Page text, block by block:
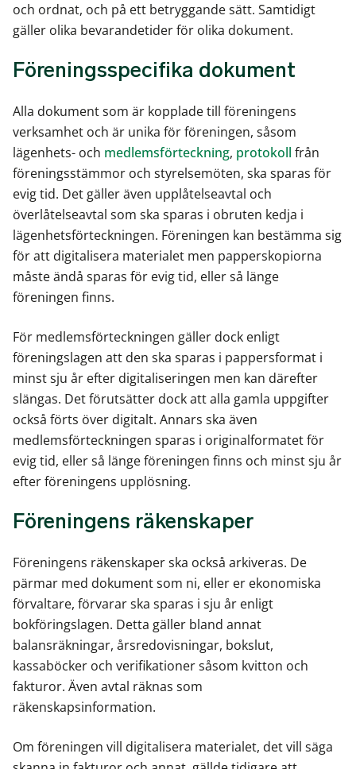
och ordnat, och på ett betryggande sätt. Samtidigt
gäller olika bevarandetider för olika dokument.
Föreningsspecifika dokument
Alla dokument som är kopplade till föreningens
verksamhet och är unika för föreningen, såsom
lägenhets- och medlemsförteckning, protokoll från
föreningsstämmor och styrelsemöten, ska sparas för
evig tid. Det gäller även upplåtelseavtal och
överlåtelseavtal som ska sparas i obruten kedja i
lägenhetsförteckningen. Föreningen kan bestämma sig
för att digitalisera materialet men papperskopiorna
måste ändå sparas för evig tid, eller så länge
föreningen finns.
För medlemsförteckningen gäller dock enligt
föreningslagen att den ska sparas i pappersformat i
minst sju år efter digitaliseringen men kan därefter
slängas. Det förutsätter dock att alla gamla uppgifter
också förts över digitalt. Annars ska även
medlemsförteckningen sparas i originalformatet för
evig tid, eller så länge föreningen finns och minst sju år
efter föreningens upplösning.
Föreningens räkenskaper
Föreningens räkenskaper ska också arkiveras. De
pärmar med dokument som ni, eller er ekonomiska
förvaltare, förvarar ska sparas i sju år enligt
bokföringslagen. Detta gäller bland annat
balansräkningar, årsredovisningar, bokslut,
kassaböcker och verifikationer såsom kvitton och
fakturor. Även avtal räknas som
räkenskapsinformation.
Om föreningen vill digitalisera materialet, det vill säga